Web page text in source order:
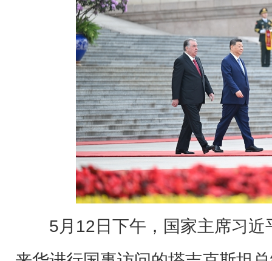
5月12日下午，国家主席习